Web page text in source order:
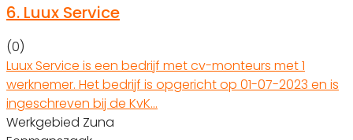
6. Luux Service
(0)
Luux Service is een bedrijf met cv-monteurs met 1
werknemer. Het bedrijf is opgericht op 01-07-2023 en is
ingeschreven bij de KvK…
Werkgebied Zuna